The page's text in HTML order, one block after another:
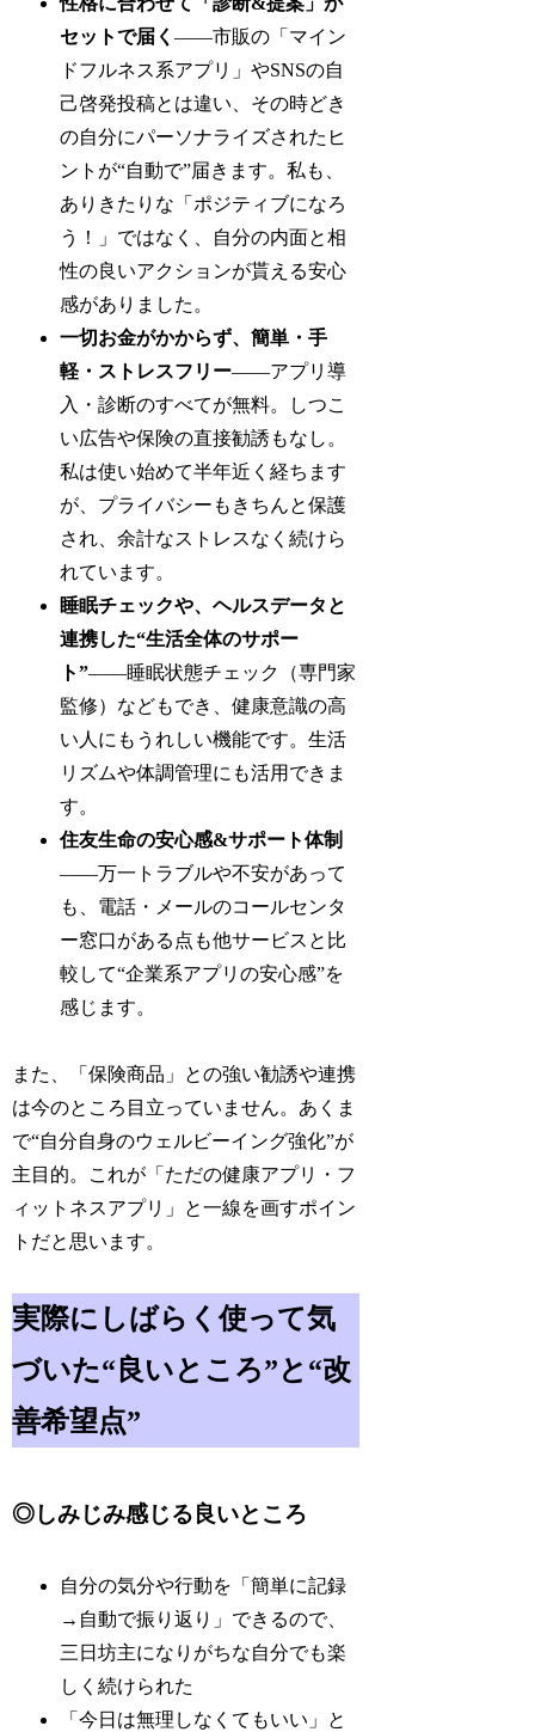
セットで届く——市販の「マイン
ドフルネス系アプリ」やSNSの自
己啓発投稿とは違い、その時どき
の自分にパーソナライズされたヒ
ントが“自動で”届きます。私も、
ありきたりな「ポジティブになろ
う！」ではなく、自分の内面と相
性の良いアクションが貰える安心
感がありました。
一切お金がかからず、簡単・手
軽・ストレスフリー——アプリ導
入・診断のすべてが無料。しつこ
い広告や保険の直接勧誘もなし。
私は使い始めて半年近く経ちます
が、プライバシーもきちんと保護
され、余計なストレスなく続けら
れています。
睡眠チェックや、ヘルスデータと
連携した“生活全体のサポー
ト”——睡眠状態チェック（専門家
監修）などもでき、健康意識の高
い人にもうれしい機能です。生活
リズムや体調管理にも活用できま
す。
住友生命の安心感&サポート体制
——万一トラブルや不安があって
も、電話・メールのコールセンタ
ー窓口がある点も他サービスと比
較して“企業系アプリの安心感”を
感じます。
また、「保険商品」との強い勧誘や連携
は今のところ目立っていません。あくま
で“自分自身のウェルビーイング強化”が
主目的。これが「ただの健康アプリ・フ
ィットネスアプリ」と一線を画すポイン
トだと思います。
実際にしばらく使って気
づいた“良いところ”と“改
善希望点”
◎しみじみ感じる良いところ
自分の気分や行動を「簡単に記録
→自動で振り返り」できるので、
三日坊主になりがちな自分でも楽
しく続けられた
「今日は無理しなくてもいい」と